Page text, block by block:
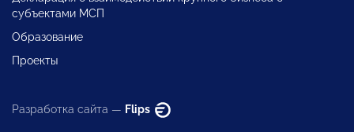
субъектами МСП
Образование
Проекты
Разработка сайта — Flips